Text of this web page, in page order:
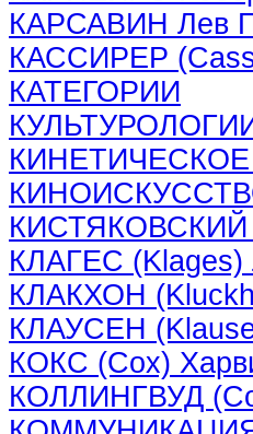
КАРСАВИН Лев
КАССИРЕР
КАТЕГОРИИ
КИСТЯКОВСКИЙ
КЛАГЕС (Klages)
КЛАКХОН
КЛАУСЕН
КОКС (Сох)
КОЛЛИНГВУД